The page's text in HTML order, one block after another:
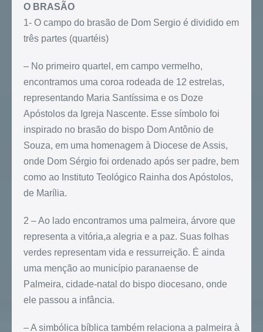
O BRASÃO
1- O campo do brasão de Dom Sergio é dividido em
três partes (quartéis)
– No primeiro quartel, em campo vermelho,
encontramos uma coroa rodeada de 12 estrelas,
representando Maria Santíssima e os Doze
Apóstolos da Igreja Nascente. Esse símbolo foi
inspirado no brasão do bispo Dom Antônio de
Souza, em uma homenagem à Diocese de Assis,
onde Dom Sérgio foi ordenado após ser padre, bem
como ao Instituto Teológico Rainha dos Apóstolos,
de Marília.
2 – Ao lado encontramos uma palmeira, árvore que
representa a vitória,a alegria e a paz. Suas folhas
verdes representam vida e ressurreição. É ainda
uma menção ao município paranaense de
Palmeira, cidade-natal do bispo diocesano, onde
ele passou a infância.
– A simbólica bíblica também relaciona a palmeira à